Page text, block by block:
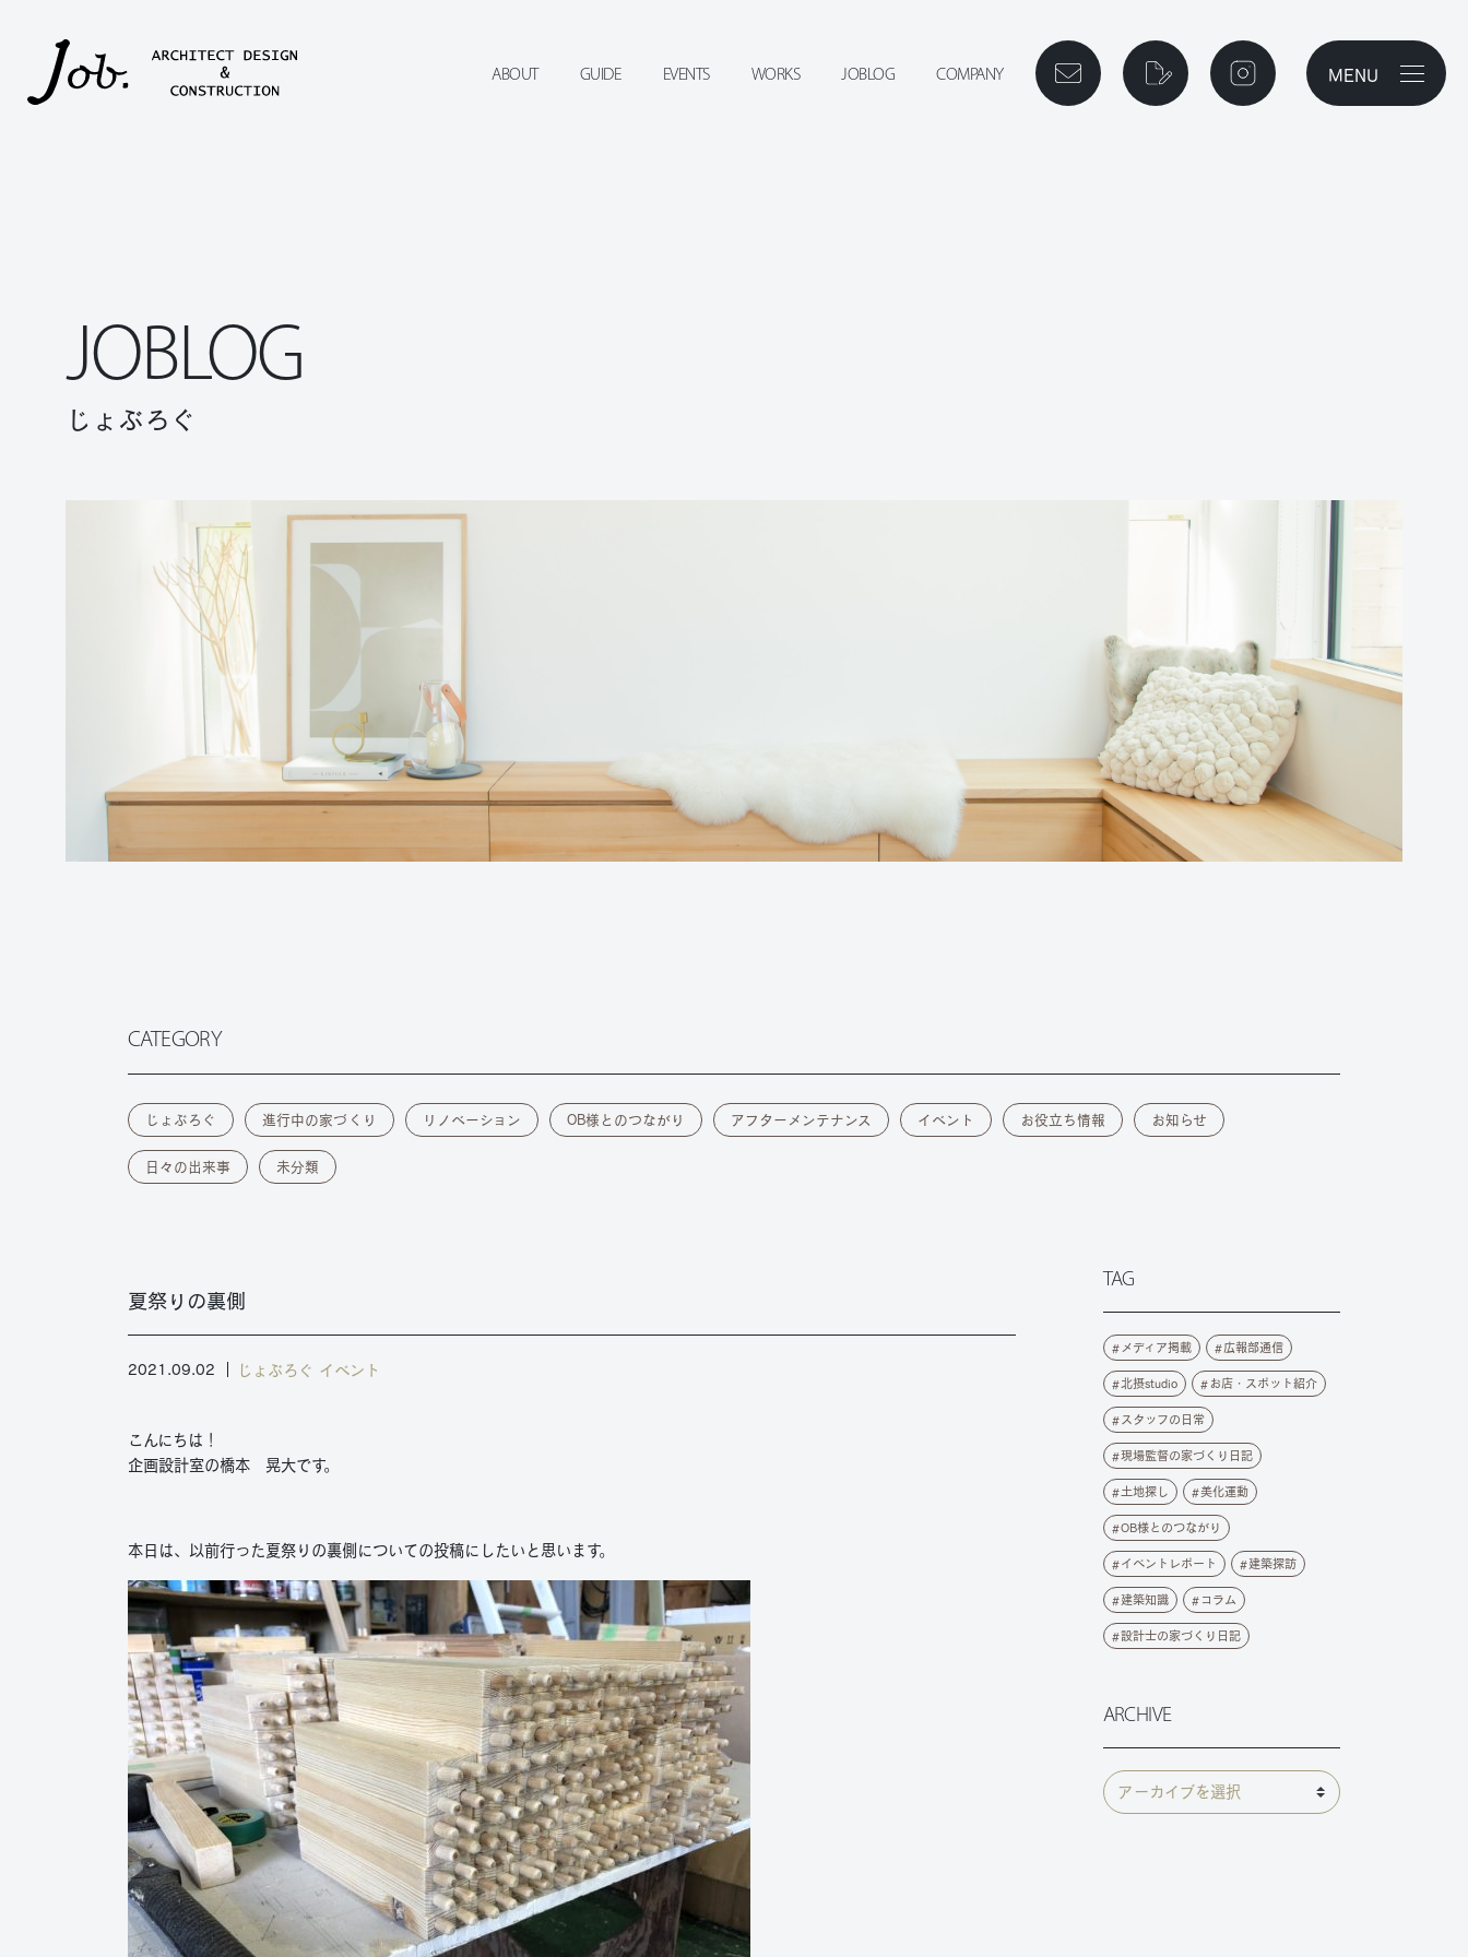
メニューを
MENU
JOBLOG
じょぶろぐ
CATEGORY
じょぶろぐ 進行中の家づくり リノベーション OB様とのつながり アフターメンテナンス イベント お役立ち情報 お知らせ
日々の出来事 未分類
夏祭りの裏側
2021.09.02 じょぶろぐ イベント
こんにちは！
企画設計室の橋本 晃大です。
本日は、以前行った夏祭りの裏側についての投稿にしたいと思います。
TAG
メディア掲載 広報部通信
北摂studio お店・スポット紹介
スタッフの日常
現場監督の家づくり日記
土地探し 美化運動
OB様とのつながり
イベントレポート 建築探訪
建築知識 コラム
設計士の家づくり日記
ARCHIVE